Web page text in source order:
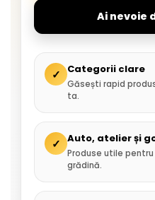
Ai nevoie
✓ Categorii clare
Găsești rapid
ta.
✓ Auto, atelier și
Produse utile
grădină.